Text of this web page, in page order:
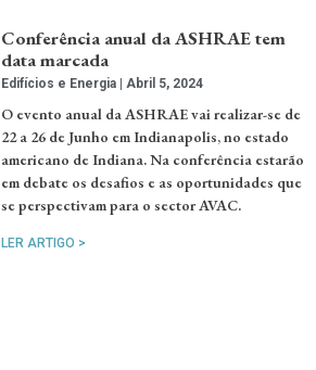
Conferência anual da ASHRAE tem
data marcada
Edifícios e Energia Abril 5, 2024
O evento anual da ASHRAE vai realizar-se de
22 a 26 de Junho em Indianapolis, no estado
americano de Indiana. Na conferência estarão
em debate os desafios e as oportunidades que
se perspectivam para o sector AVAC.
LER ARTIGO >